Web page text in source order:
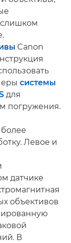
Canon
системы
для
погружения.
Левое и
датчике
объективов
В